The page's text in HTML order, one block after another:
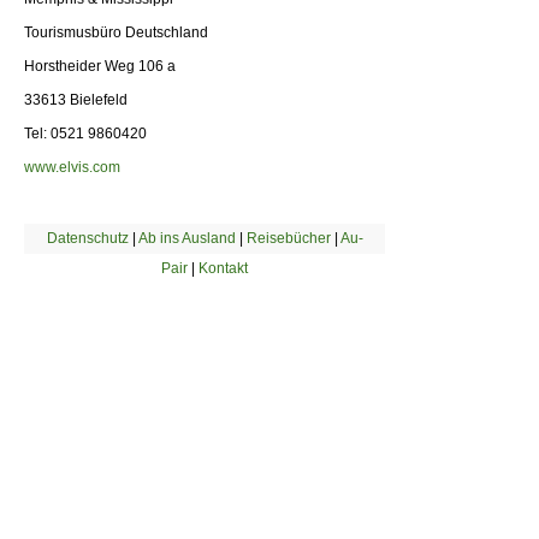
Tourismusbüro Deutschland
Horstheider Weg 106 a
33613 Bielefeld
Tel: 0521 9860420
www.elvis.com
Datenschutz| Ab ins Ausland | Reisebücher| Au-
Pair | Kontakt